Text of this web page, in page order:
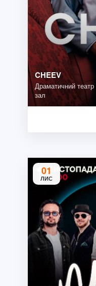
CHEEV
Драматичний
зал
01
ЛИС